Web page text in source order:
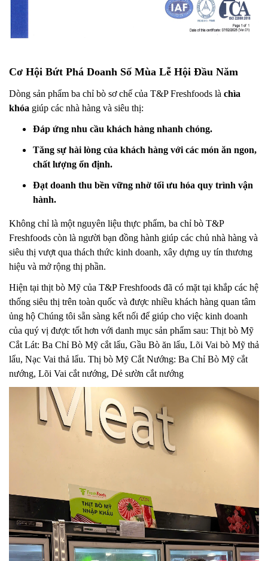
Cơ Hội Bứt Phá Doanh Số Mùa Lễ Hội Đầu Năm
Dòng sản phẩm ba chỉ bò sơ chế của T&P Freshfoods là chìa
khóa giúp các nhà hàng và siêu thị:
Đáp ứng nhu cầu khách hàng nhanh chóng.
Tăng sự hài lòng của khách hàng với các món ăn ngon,
chất lượng ổn định.
Đạt doanh thu bền vững nhờ tối ưu hóa quy trình vận
hành.
Không chỉ là một nguyên liệu thực phẩm, ba chỉ bò T&P
Freshfoods còn là người bạn đồng hành giúp các chủ nhà hàng và
siêu thị vượt qua thách thức kinh doanh, xây dựng uy tín thương
hiệu và mở rộng thị phần.
Hiện tại thịt bò Mỹ của T&P Freshfoods đã có mặt tại khắp các hệ
thống siêu thị trên toàn quốc và được nhiều khách hàng quan tâm
ủng hộ Chúng tôi sẵn sàng kết nối để giúp cho việc kinh doanh
của quý vị được tốt hơn với danh mục sản phẩm sau: Thịt bò Mỹ
Cắt Lát: Ba Chỉ Bò Mỹ cắt lẩu, Gầu Bò ăn lẩu, Lõi Vai bò Mỹ thả
lẩu, Nạc Vai thả lẩu. Thị bò Mỹ Cắt Nướng: Ba Chỉ Bò Mỹ cắt
nướng, Lõi Vai cắt nướng, Dẻ sườn cắt nướng